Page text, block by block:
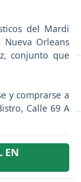
del Mardi
Orleans
conjunto que
y comprarse a
Calle 69 A
EN